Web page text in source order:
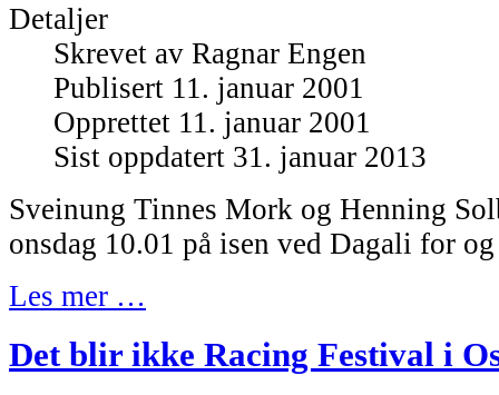
Detaljer
Skrevet av Ragnar Engen
Publisert 11. januar 2001
Opprettet 11. januar 2001
Sist oppdatert 31. januar 2013
Sveinung Tinnes Mork og Henning
onsdag 10.01 på isen ved Dagali for
Les mer …
Det blir ikke Racing Festival i